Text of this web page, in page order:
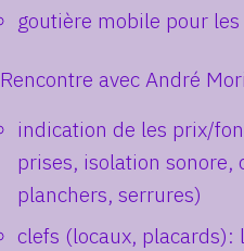
goutière mobile pour
Rencontre avec André
indication de les prix/
prises, isolation sonore,
planchers, serrures)
clefs (locaux, placards):